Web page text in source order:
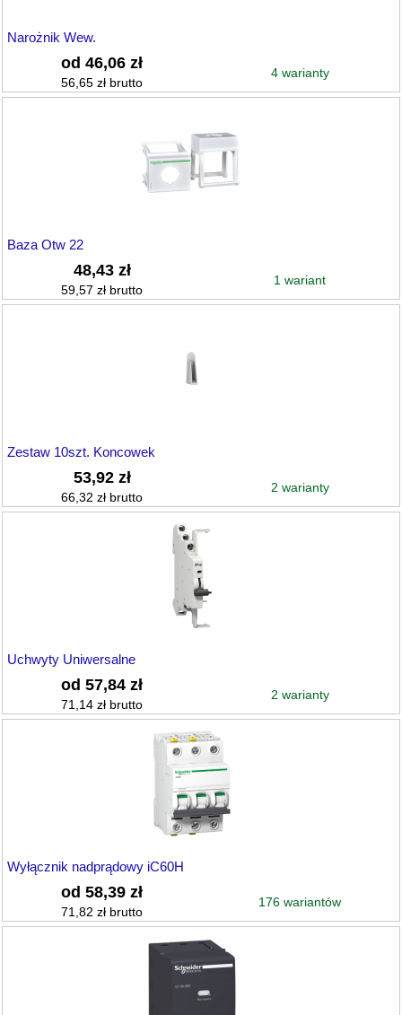
Narożnik Wew.
od 46,06 zł
56,65 zł brutto
4 warianty
Baza Otw 22
48,43 zł
59,57 zł brutto
1 wariant
Zestaw 10szt. Koncowek
53,92 zł
66,32 zł brutto
2 warianty
Uchwyty Uniwersalne
od 57,84 zł
71,14 zł brutto
2 warianty
Wyłącznik nadprądowy iC60H
od 58,39 zł
71,82 zł brutto
176 wariantów